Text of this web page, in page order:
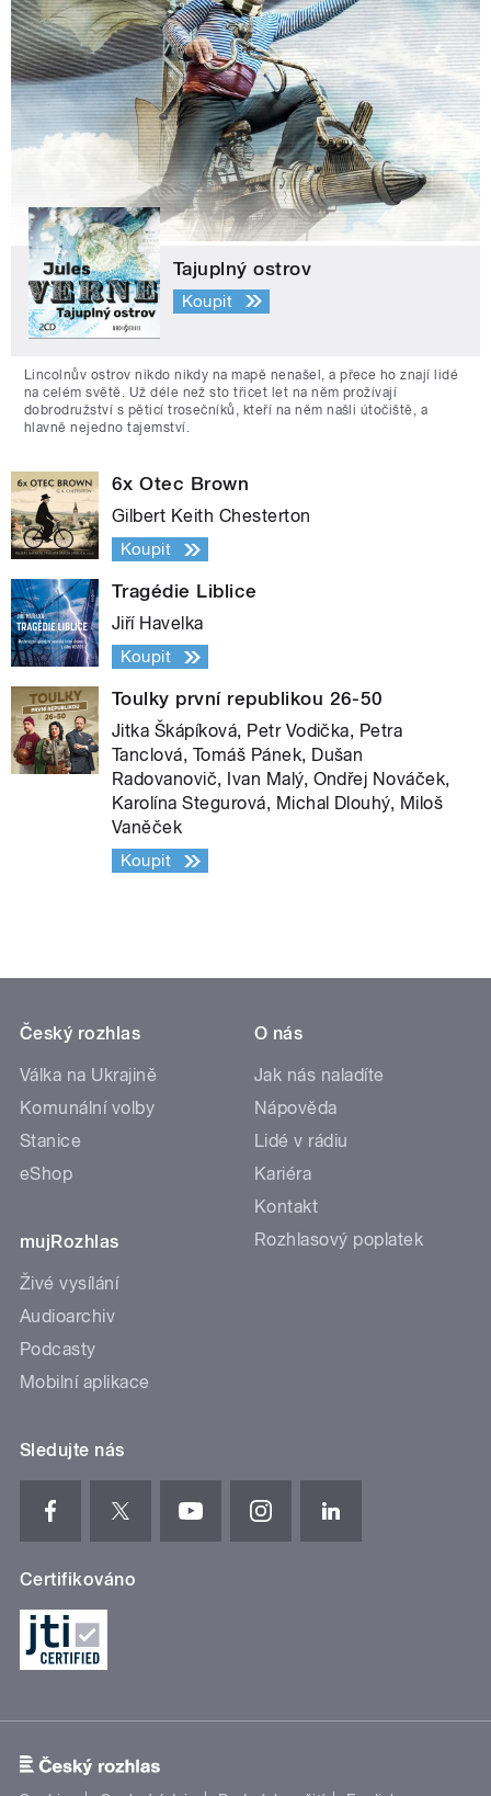
Tajuplný ostrov
Koupit
Lincolnův ostrov nikdo nikdy na mapě nenašel, a přece ho znají lidé
na celém světě. Už déle než sto třicet let na něm prožívají
dobrodružství s pěticí trosečníků, kteří na něm našli útočiště, a
hlavně nejedno tajemství.
6x Otec Brown
Gilbert Keith Chesterton
Koupit
Tragédie Liblice
Jiří Havelka
Koupit
Toulky první republikou 26-50
Jitka Škápíková, Petr Vodička, Petra
Tanclová, Tomáš Pánek, Dušan
Radovanovič, Ivan Malý, Ondřej Nováček,
Karolína Stegurová, Michal Dlouhý, Miloš
Vaněček
Koupit
Český rozhlas
Válka na Ukrajině
Komunální volby
Stanice
eShop
mujRozhlas
Živé vysílání
Audioarchiv
Podcasty
Mobilní aplikace
O nás
Jak nás naladíte
Nápověda
Lidé v rádiu
Kariéra
Kontakt
Rozhlasový poplatek
Sledujte nás
Certifikováno